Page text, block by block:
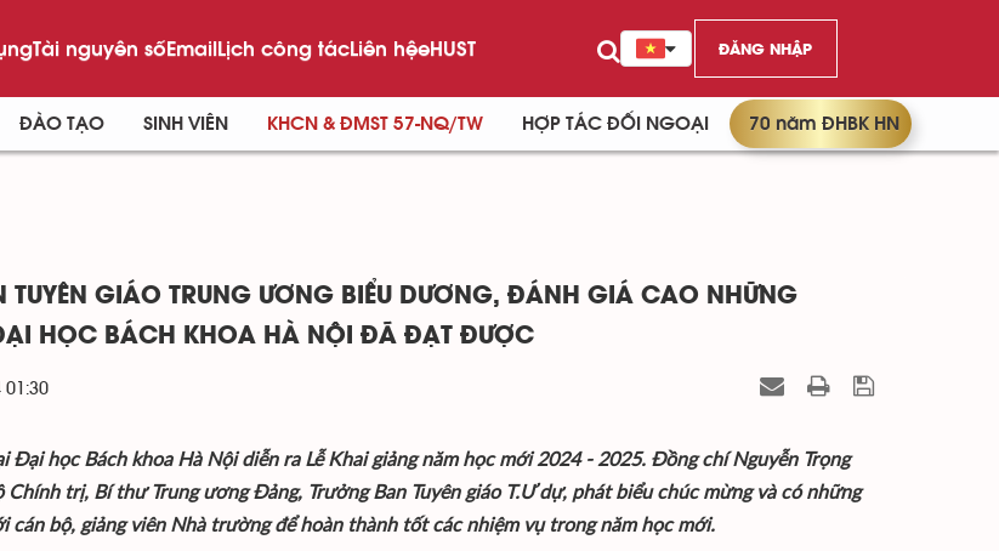
Tài nguyên sốEmailLịch công tácLiên hệeHUST ĐĂNG NHẬP
ĐÀO TẠO SINH VIÊN KHCN & ĐMST 57-NQ/TW HỢP TÁC ĐỐI NGOẠI 70 năm ĐHBK HN
TUYÊN GIÁO TRUNG ƯƠNG BIỂU DƯƠNG, ĐÁNH GIÁ CAO NHỮNG
HỌC BÁCH KHOA HÀ NỘI ĐÃ ĐẠT ĐƯỢC
01:30
Đại học Bách khoa Hà Nội diễn ra Lễ Khai giảng năm học mới 2024 - 2025. Đồng chí Nguyễn Trọng
Chính trị, Bí thư Trung ương Đảng, Trưởng Ban Tuyên giáo T.Ư dự, phát biểu chúc mừng và có những
cán bộ, giảng viên Nhà trường để hoàn thành tốt các nhiệm vụ trong năm học mới.